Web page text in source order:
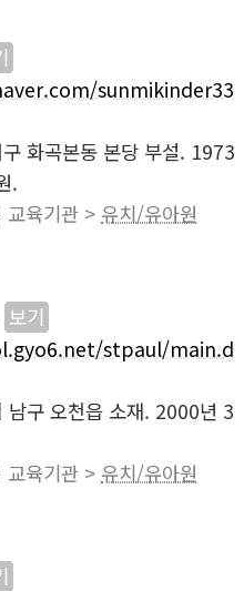
sunmikinder33
화곡본동 본당 부설. 1973
.
교육기관 > 유치/유아원
보기
stpaul/main.d
남구 오천읍 소재. 2000년 3
교육기관 > 유치/유아원